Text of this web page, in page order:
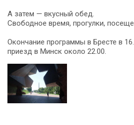
А затем — вкус­ный обед.
Сво­бод­ное вре­мя, про­гул­ки,
Окон­ча­ние про­грам­мы в Бре­сте в
приезд в Минск око­ло 22.00.